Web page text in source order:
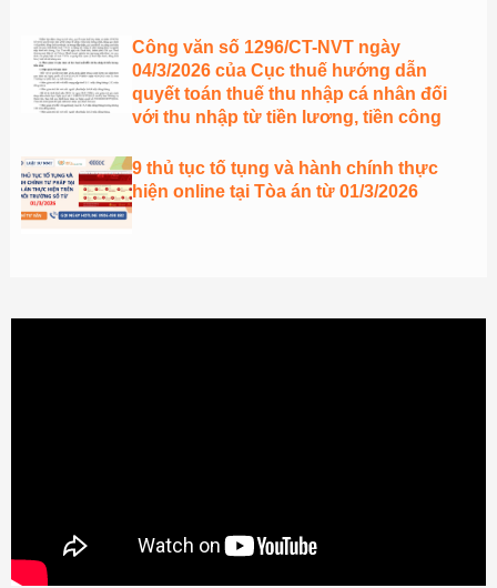
Công văn số 1296/CT-NVT ngày
04/3/2026 của Cục thuế hướng dẫn
quyết toán thuế thu nhập cá nhân đối
với thu nhập từ tiền lương, tiền công
9 thủ tục tố tụng và hành chính thực
hiện online tại Tòa án từ 01/3/2026